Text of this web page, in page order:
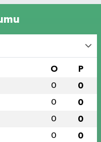
O P
0 0
0 0
0 0
0 0